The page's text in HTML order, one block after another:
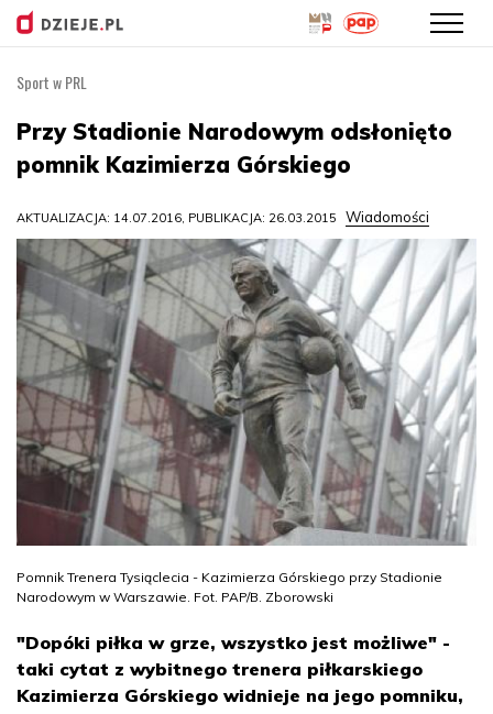
treści
Sport w PRL
Przy Stadionie Narodowym odsłonięto
pomnik Kazimierza Górskiego
AKTUALIZACJA: 14.07.2016, PUBLIKACJA: 26.03.2015 Wiadomości
Pomnik Trenera Tysiąclecia - Kazimierza Górskiego przy Stadionie
Narodowym w Warszawie. Fot. PAP/B. Zborowski
"Dopóki piłka w grze, wszystko jest możliwe" -
taki cytat z wybitnego trenera piłkarskiego
Kazimierza Górskiego widnieje na jego pomniku,